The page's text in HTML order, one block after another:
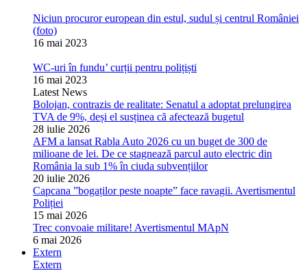
Niciun procuror european din estul, sudul și centrul României
(foto)
16 mai 2023
WC-uri în fundu’ curții pentru polițiști
16 mai 2023
Latest News
Bolojan, contrazis de realitate: Senatul a adoptat prelungirea
TVA de 9%, deși el susținea că afectează bugetul
28 iulie 2026
AFM a lansat Rabla Auto 2026 cu un buget de 300 de
milioane de lei. De ce stagnează parcul auto electric din
România la sub 1% în ciuda subvențiilor
20 iulie 2026
Capcana ”bogaților peste noapte” face ravagii. Avertismentul
Poliției
15 mai 2026
Trec convoaie militare! Avertismentul MApN
6 mai 2026
Extern
Extern